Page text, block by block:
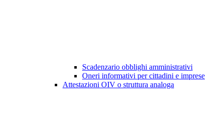
Scadenzario obblighi amministrativi
Oneri informativi per cittadini e imprese
Attestazioni OIV o struttura analoga